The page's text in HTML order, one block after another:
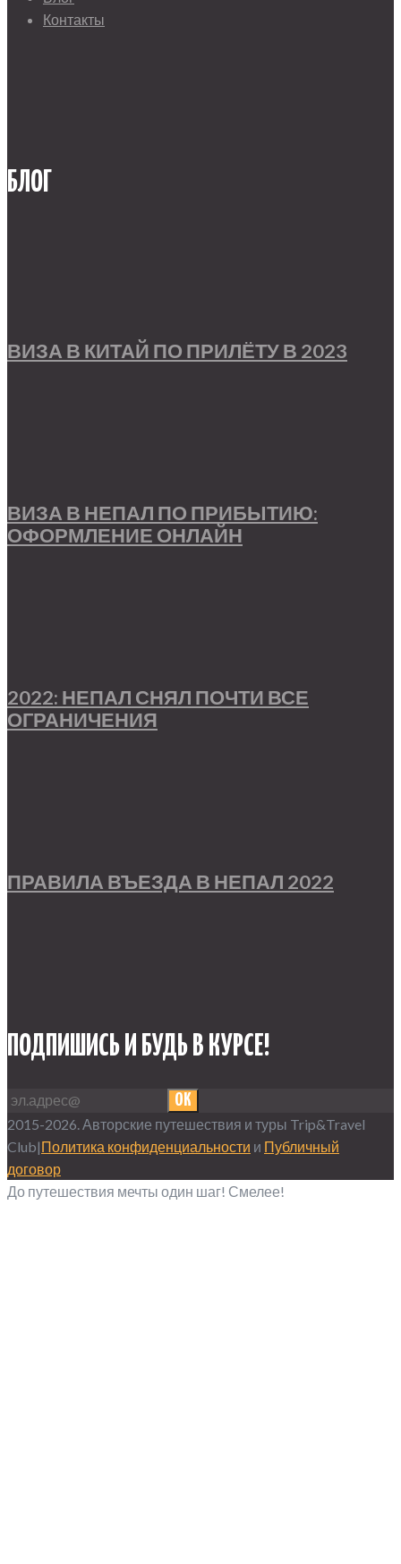
Контакты
БЛОГ
ВИЗА В КИТАЙ ПО ПРИЛЁТУ В 2023
ВИЗА В НЕПАЛ ПО ПРИБЫТИЮ:
ОФОРМЛЕНИЕ ОНЛАЙН
2022: НЕПАЛ СНЯЛ ПОЧТИ ВСЕ
ОГРАНИЧЕНИЯ
ПРАВИЛА ВЪЕЗДА В НЕПАЛ 2022
ПОДПИШИСЬ И БУДЬ В КУРСЕ!
OK
2015-2026. Авторские путешествия и туры Trip&Travel
Club|Политика конфиденциальности и Публичный
договор
До путешествия мечты один шаг! Смелее!